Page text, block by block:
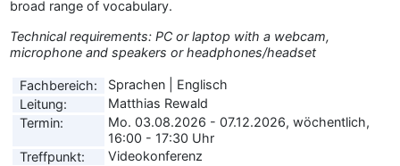
broad range of vocabulary.
Technical requirements: PC or laptop with a webcam,
microphone and speakers or headphones/headset
Fachbereich:
Sprachen | Englisch
Leitung:
Matthias Rewald
Termin:
Mo. 03.08.2026 - 07.12.2026, wöchentlich,
16:00 - 17:30 Uhr
Treffpunkt:
Videokonferenz